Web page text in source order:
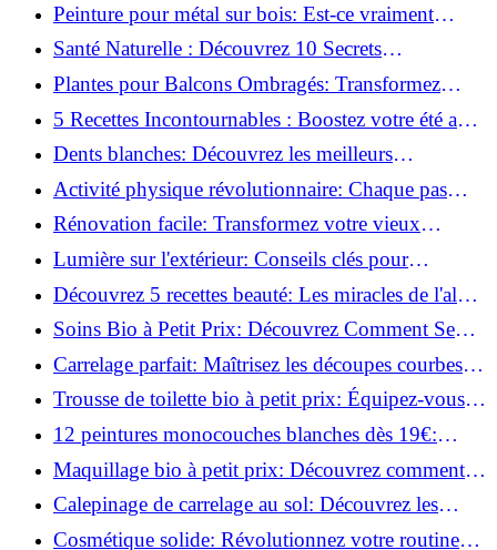
Peinture pour métal sur bois: Est-ce vraiment
possible?
Santé Naturelle : Découvrez 10 Secrets
Incontournables pour un Bien-être Optimal!
Plantes pour Balcons Ombragés: Transformez
votre Terrasse en Oasis Verte!
5 Recettes Incontournables : Boostez votre été avec
des huiles essentielles!
Dents blanches: Découvrez les meilleurs
ingrédients naturels!
Activité physique révolutionnaire: Chaque pas
compte pour votre santé!
Rénovation facile: Transformez votre vieux
parquet irrégulier en un clin d'œil!
Lumière sur l'extérieur: Conseils clés pour
concevoir et installer votre éclairage!
Découvrez 5 recettes beauté: Les miracles de l'aloe
vera pour votre peau!
Soins Bio à Petit Prix: Découvrez Comment Se
Chouchouter Pour Moins de 35€!
Carrelage parfait: Maîtrisez les découpes courbes
facilement!
Trousse de toilette bio à petit prix: Équipez-vous
pour moins de 25€!
12 peintures monocouches blanches dès 19€:
Découvrez les meilleures offres!
Maquillage bio à petit prix: Découvrez comment
s'équiper pour moins de 50€!
Calepinage de carrelage au sol: Découvrez les
astuces incontournables!
Cosmétique solide: Révolutionnez votre routine